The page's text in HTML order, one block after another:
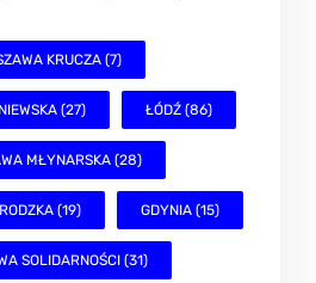
KRUCZA (7)
(27) ŁÓDŹ (86)
MŁYNARSKA (28)
(19) GDYNIA (15)
SOLIDARNOŚCI (31)